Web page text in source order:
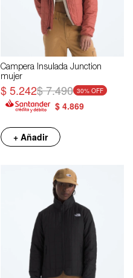
Campera Insulada Junction
mujer
$5.242$7.490 30
$ 4.869
+ Añadir